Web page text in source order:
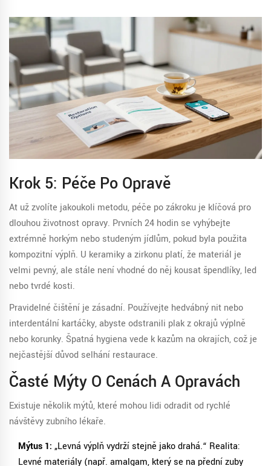
Krok 5: Péče Po Opravě
Ať už zvolíte jakoukoli metodu, péče po zákroku je klíčová pro
dlouhou životnost opravy. Prvních 24 hodin se vyhýbejte
extrémně horkým nebo studeným jídlům, pokud byla použita
kompozitní výplň. U keramiky a zirkonu platí, že materiál je
velmi pevný, ale stále není vhodné do něj kousat špendlíky, led
nebo tvrdé kosti.
Pravidelné čištění je zásadní. Používejte hedvábný nit nebo
interdentální kartáčky, abyste odstranili plak z okrajů výplně
nebo korunky. Špatná hygiena vede k kazům na okrajích, což je
nejčastější důvod selhání restaurace.
Časté Mýty O Cenách A Opravách
Existuje několik mýtů, které mohou lidi odradit od rychlé
návštěvy zubního lékaře.
Mýtus 1: „Levná výplň vydrží stejně jako drahá.“ Realita:
Levné materiály (např. amalgam, který se na přední zuby